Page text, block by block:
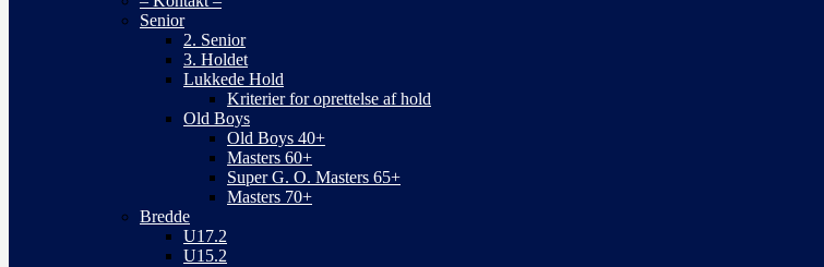
Senior
2. Senior
3. Holdet
Lukkede Hold
Kriterier for oprettelse af hold
Old Boys
Old Boys 40+
Masters 60+
Super G. O. Masters 65+
Masters 70+
Bredde
U17.2
U15.2